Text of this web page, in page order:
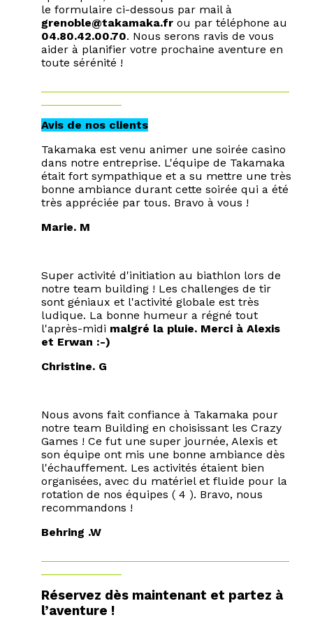
le formulaire ci-dessous par mail à
grenoble@takamaka.fr ou par téléphone au
04.80.42.00.70. Nous serons ravis de vous
aider à planifier votre prochaine aventure en
toute sérénité !
Avis de nos clients
Takamaka est venu animer une soirée casino
dans notre entreprise. L'équipe de Takamaka
était fort sympathique et a su mettre une très
bonne ambiance durant cette soirée qui a été
très appréciée par tous. Bravo à vous !
Marie. M
Super activité d'initiation au biathlon lors de
notre team building ! Les challenges de tir
sont géniaux et l'activité globale est très
ludique. La bonne humeur a régné tout
l'après-midi malgré la pluie. Merci à Alexis
et Erwan :-)
Christine. G
Nous avons fait confiance à Takamaka pour
notre team Building en choisissant les Crazy
Games ! Ce fut une super journée, Alexis et
son équipe ont mis une bonne ambiance dès
l'échauffement. Les activités étaient bien
organisées, avec du matériel et fluide pour la
rotation de nos équipes ( 4 ). Bravo, nous
recommandons !
Behring .W
Réservez dès maintenant et partez à
l’aventure !